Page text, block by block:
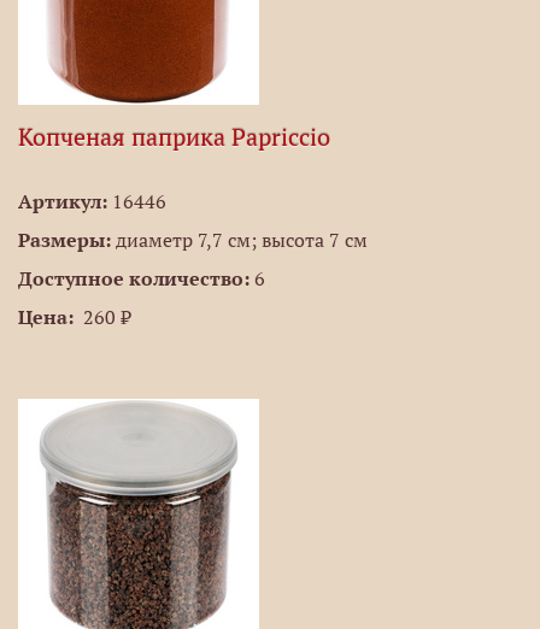
Копченая паприка Papriccio
Артикул: 16446
Размеры: диаметр 7,7 см; высота 7 см
Доступное количество: 6
Цена: 260 ₽